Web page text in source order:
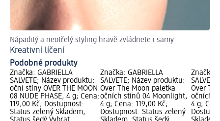
Nápaditý a neotřelý styling hravě zvládnete i samy
Kreativní líčení
Podobné produkty
Značka: GABRIELLA
SALVETE; Název produktu:
oční stíny OVER THE MOON
08 NUDE PHASE, 4 g; Cena:
119,00 Kč; Dostupnost:
Status zelený Skladem,
Značka: GABRIELLA
SALVETE; Název produktu:
Over The Moon paletka
očních stínů 04 Moonlight,
4 g; Cena: 119,00 Kč;
Dostupnost: Status zelený
Značka:
Over
očních
4 g;